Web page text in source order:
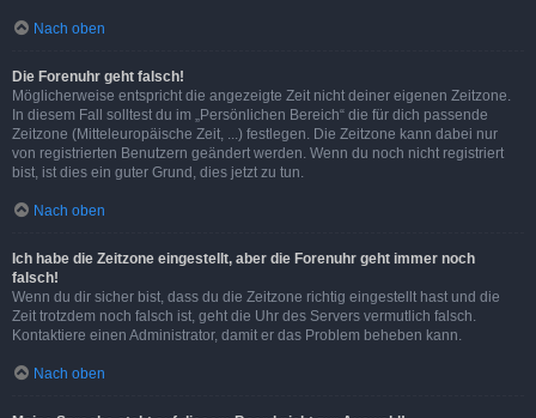
Nach oben
Die Forenuhr geht falsch!
Möglicherweise entspricht die angezeigte Zeit nicht deiner eigenen Zeitzone.
In diesem Fall solltest du im „Persönlichen Bereich“ die für dich passende
Zeitzone (Mitteleuropäische Zeit, ...) festlegen. Die Zeitzone kann dabei nur
von registrierten Benutzern geändert werden. Wenn du noch nicht registriert
bist, ist dies ein guter Grund, dies jetzt zu tun.
Nach oben
Ich habe die Zeitzone eingestellt, aber die Forenuhr geht immer noch
falsch!
Wenn du dir sicher bist, dass du die Zeitzone richtig eingestellt hast und die
Zeit trotzdem noch falsch ist, geht die Uhr des Servers vermutlich falsch.
Kontaktiere einen Administrator, damit er das Problem beheben kann.
Nach oben